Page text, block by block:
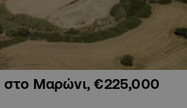
στο Μαρώνι, €225,000